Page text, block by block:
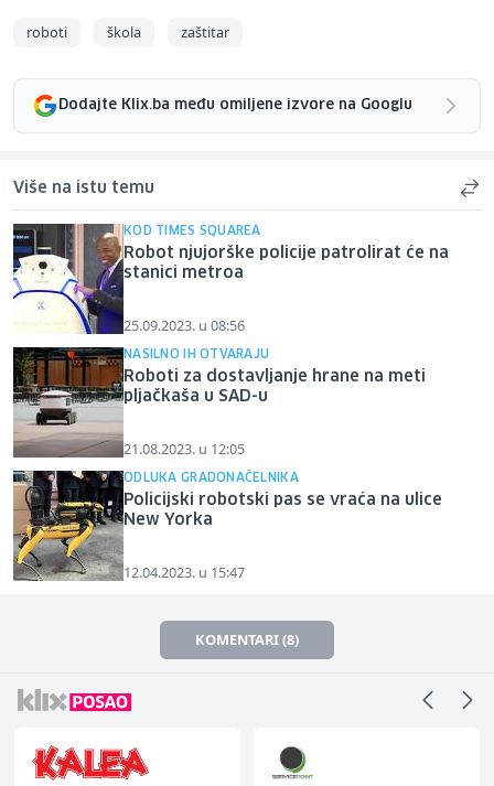
roboti škola zaštitar
Dodajte Klix.ba među omiljene izvore na Googlu
Više na istu temu
KOD TIMES SQUAREA
Robot njujorške policije patrolirat će na
stanici metroa
25.09.2023. u 08:56
NASILNO IH OTVARAJU
Roboti za dostavljanje hrane na meti
pljačkaša u SAD-u
21.08.2023. u 12:05
ODLUKA GRADONAČELNIKA
Policijski robotski pas se vraća na ulice
New Yorka
12.04.2023. u 15:47
KOMENTARI (8)